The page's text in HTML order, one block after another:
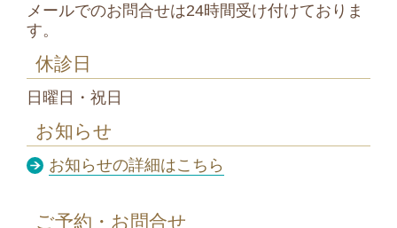
メールでのお問合せは24時間受け付けておりま
す。
休診日
日曜日・祝日
お知らせ
お知らせの詳細はこちら
ご予約・お問合せ